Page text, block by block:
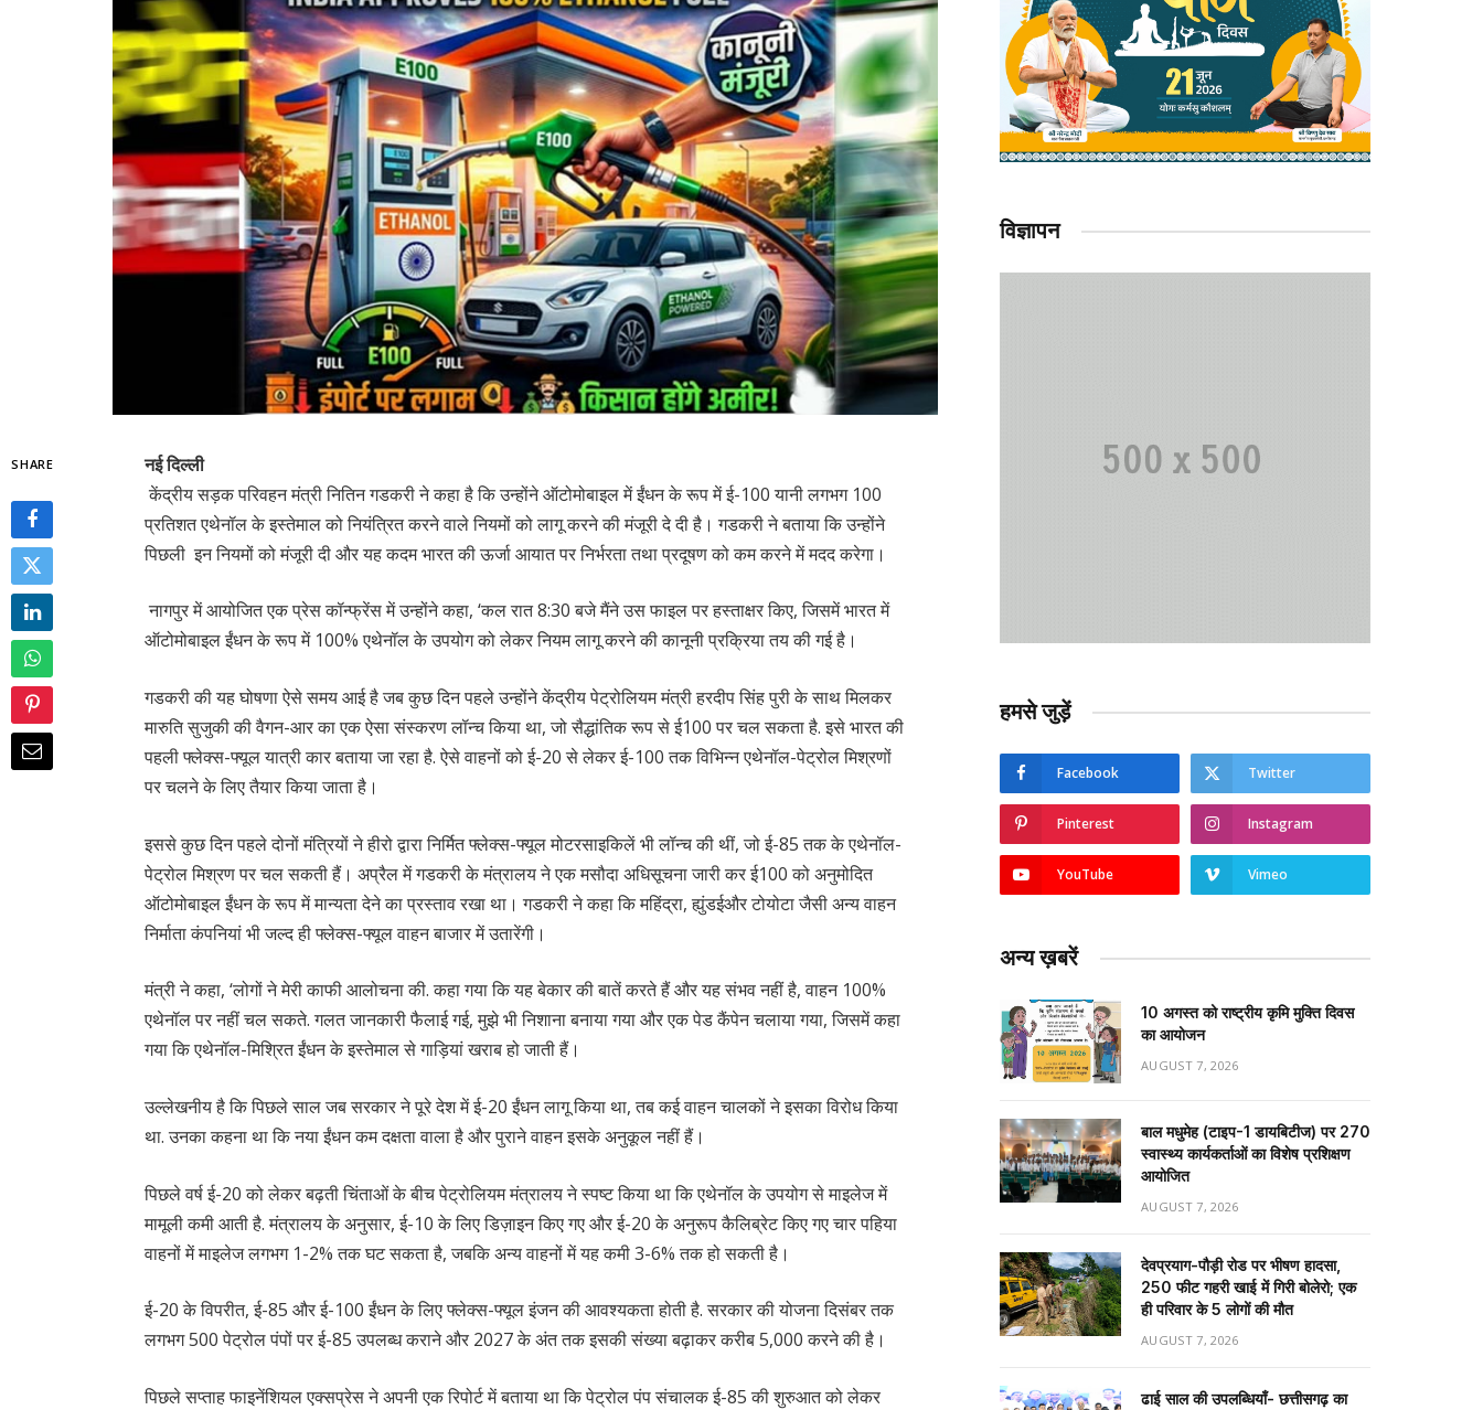
SHARE
नई दिल्ली
केंद्रीय सड़क परिवहन मंत्री नितिन गडकरी ने कहा है कि उन्होंने ऑटोमोबाइल में ईंधन के रूप में ई-100 यानी लगभग 100
प्रतिशत एथेनॉल के इस्तेमाल को नियंत्रित करने वाले नियमों को लागू करने की मंजूरी दे दी है। गडकरी ने बताया कि उन्होंने
पिछली इन नियमों को मंजूरी दी और यह कदम भारत की ऊर्जा आयात पर निर्भरता तथा प्रदूषण को कम करने में मदद करेगा।
नागपुर में आयोजित एक प्रेस कॉन्फ्रेंस में उन्होंने कहा, ‘कल रात 8:30 बजे मैंने उस फाइल पर हस्ताक्षर किए, जिसमें भारत में
ऑटोमोबाइल ईंधन के रूप में 100% एथेनॉल के उपयोग को लेकर नियम लागू करने की कानूनी प्रक्रिया तय की गई है।
गडकरी की यह घोषणा ऐसे समय आई है जब कुछ दिन पहले उन्होंने केंद्रीय पेट्रोलियम मंत्री हरदीप सिंह पुरी के साथ मिलकर
मारुति सुजुकी की वैगन-आर का एक ऐसा संस्करण लॉन्च किया था, जो सैद्धांतिक रूप से ई100 पर चल सकता है. इसे भारत की
पहली फ्लेक्स-फ्यूल यात्री कार बताया जा रहा है. ऐसे वाहनों को ई-20 से लेकर ई-100 तक विभिन्न एथेनॉल-पेट्रोल मिश्रणों
पर चलने के लिए तैयार किया जाता है।
इससे कुछ दिन पहले दोनों मंत्रियों ने हीरो द्वारा निर्मित फ्लेक्स-फ्यूल मोटरसाइकिलें भी लॉन्च की थीं, जो ई-85 तक के एथेनॉल-
पेट्रोल मिश्रण पर चल सकती हैं। अप्रैल में गडकरी के मंत्रालय ने एक मसौदा अधिसूचना जारी कर ई100 को अनुमोदित
ऑटोमोबाइल ईंधन के रूप में मान्यता देने का प्रस्ताव रखा था। गडकरी ने कहा कि महिंद्रा, ह्युंडईऔर टोयोटा जैसी अन्य वाहन
निर्माता कंपनियां भी जल्द ही फ्लेक्स-फ्यूल वाहन बाजार में उतारेंगी।
मंत्री ने कहा, ‘लोगों ने मेरी काफी आलोचना की. कहा गया कि यह बेकार की बातें करते हैं और यह संभव नहीं है, वाहन 100%
एथेनॉल पर नहीं चल सकते. गलत जानकारी फैलाई गई, मुझे भी निशाना बनाया गया और एक पेड कैंपेन चलाया गया, जिसमें कहा
गया कि एथेनॉल-मिश्रित ईंधन के इस्तेमाल से गाड़ियां खराब हो जाती हैं।
उल्लेखनीय है कि पिछले साल जब सरकार ने पूरे देश में ई-20 ईंधन लागू किया था, तब कई वाहन चालकों ने इसका विरोध किया
था. उनका कहना था कि नया ईंधन कम दक्षता वाला है और पुराने वाहन इसके अनुकूल नहीं हैं।
पिछले वर्ष ई-20 को लेकर बढ़ती चिंताओं के बीच पेट्रोलियम मंत्रालय ने स्पष्ट किया था कि एथेनॉल के उपयोग से माइलेज में
मामूली कमी आती है. मंत्रालय के अनुसार, ई-10 के लिए डिज़ाइन किए गए और ई-20 के अनुरूप कैलिब्रेट किए गए चार पहिया
वाहनों में माइलेज लगभग 1-2% तक घट सकता है, जबकि अन्य वाहनों में यह कमी 3-6% तक हो सकती है।
ई-20 के विपरीत, ई-85 और ई-100 ईंधन के लिए फ्लेक्स-फ्यूल इंजन की आवश्यकता होती है. सरकार की योजना दिसंबर तक
लगभग 500 पेट्रोल पंपों पर ई-85 उपलब्ध कराने और 2027 के अंत तक इसकी संख्या बढ़ाकर करीब 5,000 करने की है।
पिछले सप्ताह फाइनेंशियल एक्सप्रेस ने अपनी एक रिपोर्ट में बताया था कि पेट्रोल पंप संचालक ई-85 की शुरुआत को लेकर
विज्ञापन
हमसे जुड़ें
Facebook Twitter
Pinterest Instagram
YouTube Vimeo
अन्य ख़बरें
10 अगस्त को राष्ट्रीय कृमि मुक्ति दिवस
का आयोजन
AUGUST 7, 2026
बाल मधुमेह (टाइप-1 डायबिटीज) पर 270
स्वास्थ्य कार्यकर्ताओं का विशेष प्रशिक्षण
आयोजित
AUGUST 7, 2026
देवप्रयाग-पौड़ी रोड पर भीषण हादसा,
250 फीट गहरी खाई में गिरी बोलेरो; एक
ही परिवार के 5 लोगों की मौत
AUGUST 7, 2026
ढाई साल की उपलब्धियाँ- छत्तीसगढ़ का